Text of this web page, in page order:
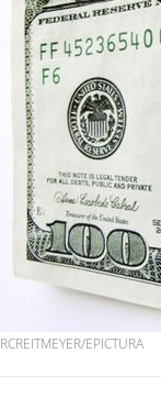
RCREITMEYER/EPICTURA